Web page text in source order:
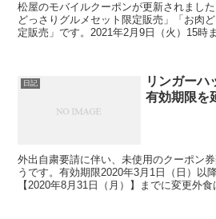
松屋のモバイルクーポンが更新されまし
どっさりグルメセット限定販売」「お肉
定販売」です。2021年2月9日（火）15時
日記
リンガーハ
有効期限を
外出自粛要請に伴い、未使用のクーポン
うです。有効期限2020年3月1日（日）以
【2020年8月31日（月）】までに変更外